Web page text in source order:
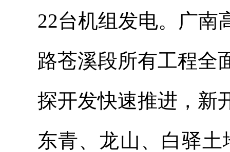
22台机组发电。广南
路苍溪段所有工程全
探开发快速推进，新
东青、龙山、白驿